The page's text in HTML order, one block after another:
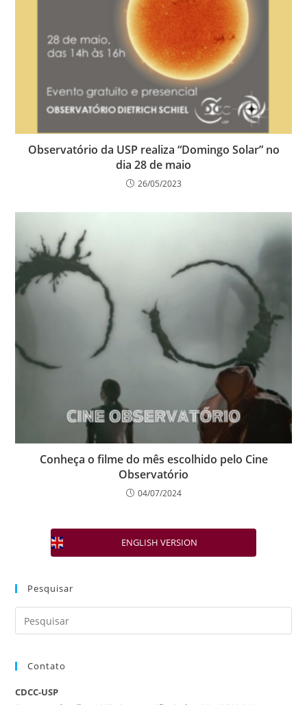
Observatório da USP realiza “Domingo Solar” no
dia 28 de maio
26/05/2023
Conheça o filme do mês escolhido pelo Cine
Observatório
04/07/2024
ENGLISH VERSION
Pesquisar
Contato
CDCC-USP